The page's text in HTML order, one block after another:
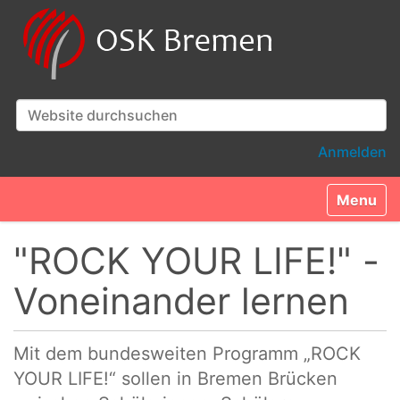
Website durchsuchen
Anmelden
Toggle
"ROCK YOUR LIFE!" -
Voneinander lernen
Mit dem bundesweiten Programm „ROCK
YOUR LIFE!“ sollen in Bremen Brücken